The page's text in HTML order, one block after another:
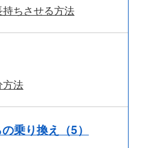
ちさせる方法
方法
乗り換え（5）